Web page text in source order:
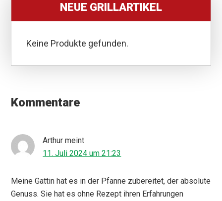
NEUE GRILLARTIKEL
Keine Produkte gefunden.
Interaktionen
Kommentare
Arthur meint
11. Juli 2024 um 21:23
Meine Gattin hat es in der Pfanne zubereitet, der absolute
Genuss. Sie hat es ohne Rezept ihren Erfahrungen